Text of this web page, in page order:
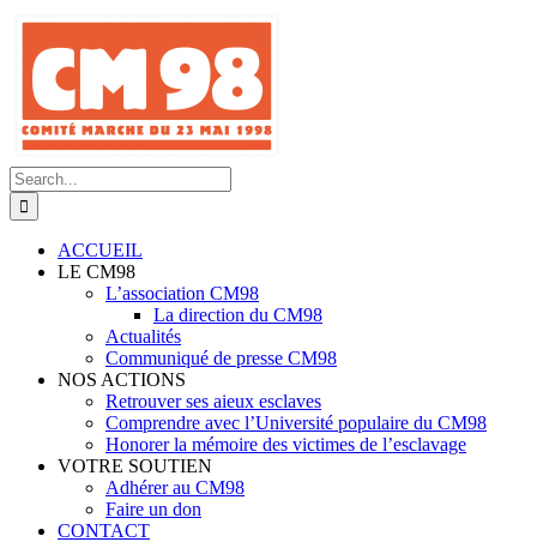
Skip
content
Search
for:
ACCUEIL
LE CM98
L’association CM98
La direction du CM98
Actualités
Communiqué de presse CM98
NOS ACTIONS
Retrouver ses aieux esclaves
Comprendre avec l’Université populaire du CM98
Honorer la mémoire des victimes de l’esclavage
VOTRE SOUTIEN
Adhérer au CM98
Faire un don
CONTACT